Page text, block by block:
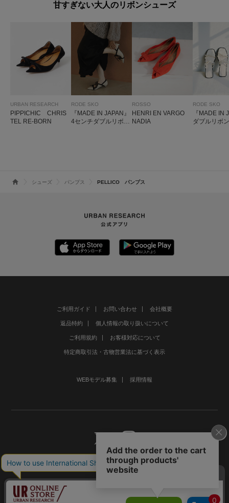
甘すぎない大人のリボンシューズ
URBAN RESEARCH
PIPPICHIC CHRIS
TEL RE-BORN
RODE SKO
『MADE IN JAPAN』
4センチダブルリボン
ROSSO
HENRI EN VARGO
NADIA
RODE SKO
『MADE IN
ダブルリボ
シューズ パンプス PELLICO パンプス
ご利用ガイド お問い合わせ 会社概要
返品特約 個人情報の取り扱いについて
ご利用規約 お客様対応について
特定商取引法・古物営業法に基づく表示
WEBモデル募集 採用情報